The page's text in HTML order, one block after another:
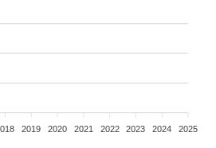
2019 2020 2021 2022 2023 2024 2025